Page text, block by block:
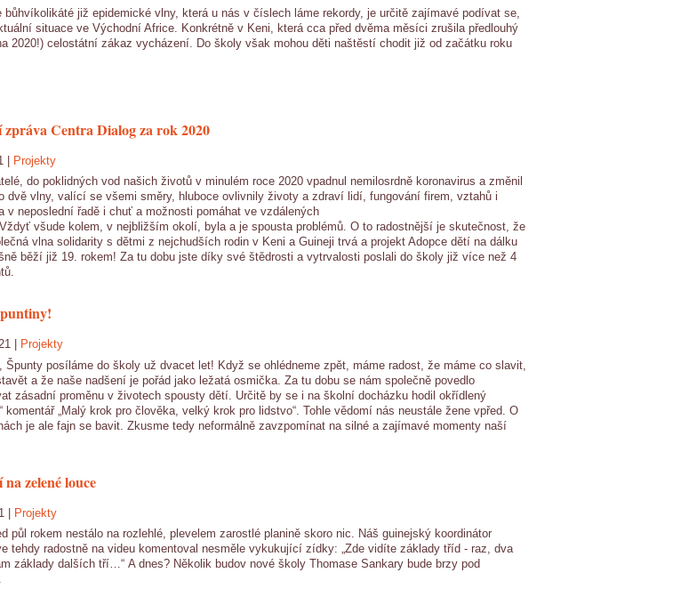
bůhvíkolikáté již epidemické vlny, která u nás v číslech láme rekordy, je určitě zajímavé podívat se,
situace ve Východní Africe. Konkrétně v Keni, která cca před dvěma měsíci zrušila předlouhý
2020!) celostátní zákaz vycházení. Do školy však mohou děti naštěstí chodit již od začátku roku
Centra Dialog za rok 2020
| Projekty
do poklidných vod našich životů v minulém roce 2020 vpadnul nemilosrdně koronavirus a změnil
dvě vlny, valící se všemi směry, hluboce ovlivnily životy a zdraví lidí, fungování firem, vztahů i
v neposlední řadě i chuť a možnosti pomáhat ve vzdálených
všude kolem, v nejbližším okolí, byla a je spousta problémů. O to radostnější je skutečnost, že
vlna solidarity s dětmi z nejchudších rodin v Keni a Guineji trvá a projekt Adopce dětí na dálku
běží již 19. rokem! Za tu dobu jste díky své štědrosti a vytrvalosti poslali do školy již více než 4
|
Projekty
Špunty posíláme do školy už dvacet let! Když se ohlédneme zpět, máme radost, že máme co slavit,
a že naše nadšení je pořád jako ležatá osmička. Za tu dobu se nám společně povedlo
zásadní proměnu v životech spousty dětí. Určitě by se i na školní docházku hodil okřídlený
komentář „Malý krok pro člověka, velký krok pro lidstvo“. Tohle vědomí nás neustále žene vpřed. O
je ale fajn se bavit. Zkusme tedy neformálně zavzpomínat na silné a zajímavé momenty naší
na zelené louce
|
Projekty
půl rokem nestálo na rozlehlé, plevelem zarostlé planině skoro nic. Náš guinejský koordinátor
tehdy radostně na videu komentoval nesměle vykukující zídky: „Zde vidíte základy tříd - raz, dva
základy dalších tří…“ A dnes? Několik budov nové školy Thomase Sankary bude brzy pod